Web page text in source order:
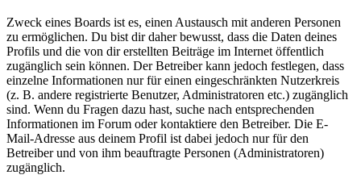
Zweck eines Boards ist es, einen Austausch mit anderen Personen
zu ermöglichen. Du bist dir daher bewusst, dass die Daten deines
Profils und die von dir erstellten Beiträge im Internet öffentlich
zugänglich sein können. Der Betreiber kann jedoch festlegen, dass
einzelne Informationen nur für einen eingeschränkten Nutzerkreis
(z. B. andere registrierte Benutzer, Administratoren etc.) zugänglich
sind. Wenn du Fragen dazu hast, suche nach entsprechenden
Informationen im Forum oder kontaktiere den Betreiber. Die E-
Mail-Adresse aus deinem Profil ist dabei jedoch nur für den
Betreiber und von ihm beauftragte Personen (Administratoren)
zugänglich.